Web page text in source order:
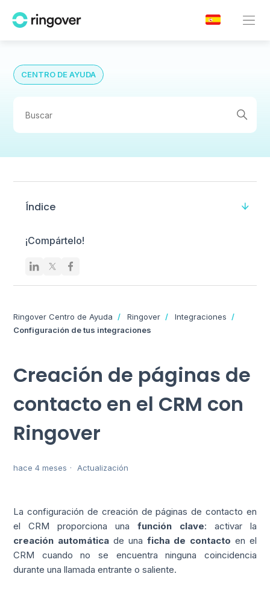
CENTRO DE AYUDA
Índice
¡Compártelo!
Ringover Centro de Ayuda Ringover
Integraciones
Configuración de tus integraciones
Creación de páginas de
contacto en el CRM con
Ringover
hace 4 meses Actualización
La configuración de creación de páginas de contacto en
el CRM proporciona una función clave: activar la
creación automática de una ficha de contacto en el
CRM cuando no se encuentra ninguna coincidencia
durante una llamada entrante o saliente.